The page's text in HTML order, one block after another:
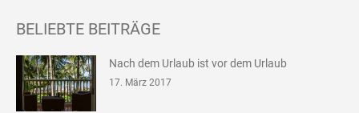
BELIEBTE BEITRÄGE
Nach dem Urlaub ist vor dem Urlaub
17. März 2017